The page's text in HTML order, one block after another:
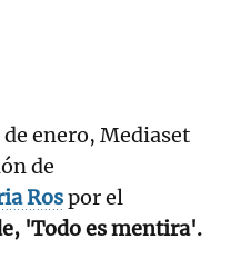
de enero, Mediaset
de
Rospor el
'Todo es mentira'.